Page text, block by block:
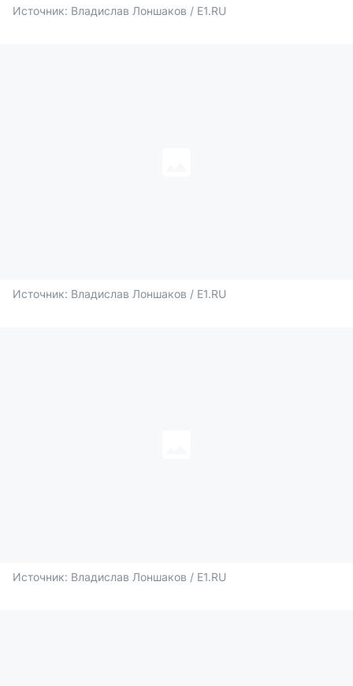
Источник: Владислав Лоншаков / E1.RU
Источник: Владислав Лоншаков / E1.RU
Источник: Владислав Лоншаков / E1.RU